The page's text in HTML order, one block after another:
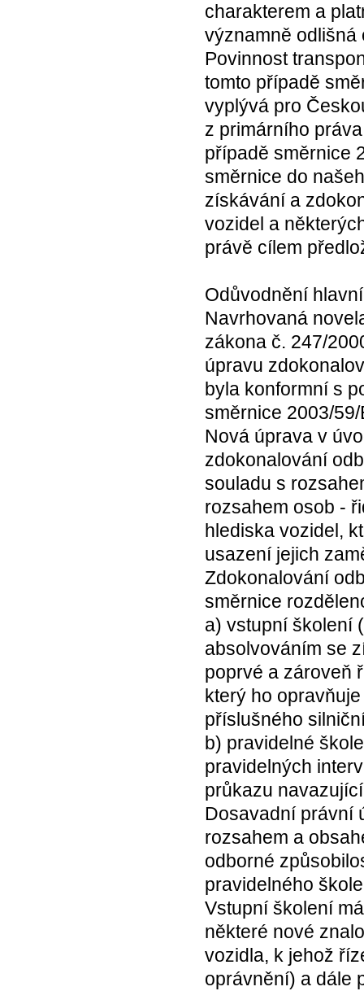
charakterem a
významně odlišná
Povinnost
tomto případě
vyplývá pro
z primárního
případě směrnice
směrnice do
získávání a
vozidel a
právě cílem
Odůvodnění
Navrhovaná
zákona č. 247/
úpravu
byla konformní s
směrnice 2003/59/
Nová úprava v
zdokonalování
souladu s
rozsahem osob -
hlediska vozidel,
usazení jejich
Zdokonalování
směrnice
a) vstupní školení
absolvováním se
poprvé a zároveň
který ho
příslušného
b) pravidelné
pravidelných
průkazu
Dosavadní právní
rozsahem a
odborné
pravidelného
Vstupní školení
některé nové
vozidla, k jehož
oprávnění) a dále